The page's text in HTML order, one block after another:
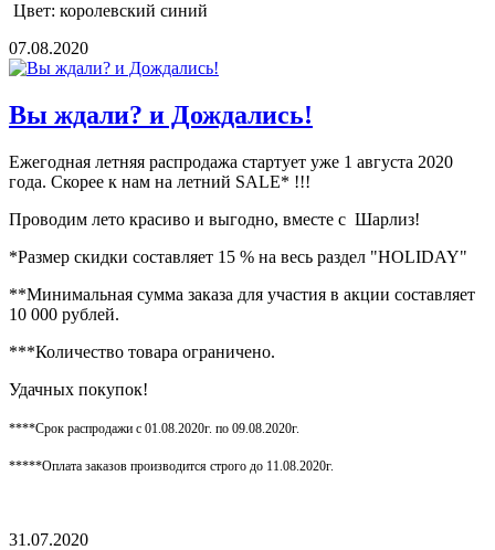
Цвет: королевский синий
07.08.2020
Вы ждали? и Дождались!
Ежегодная летняя распродажа стартует уже 1 августа 2020
года. Скорее к нам на летний SALE* !!!
Проводим лето красиво и выгодно, вместе с Шарлиз!
*Размер скидки составляет 15 % на весь раздел "HOLIDAY"
**Минимальная сумма заказа для участия в акции составляет
10 000 рублей.
***Количество товара ограничено.
Удачных покупок!
****Срок распродажи с 01.08.2020г. по 09.08.2020г.
*****Оплата заказов производится строго до 11.08.2020г.
31.07.2020